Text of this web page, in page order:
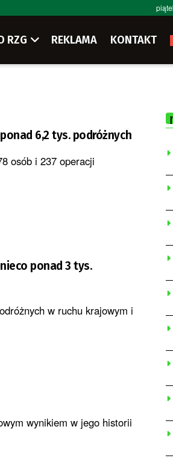
RZG REKLAMA KONTAKT
6,2 tys. podróżnych
osób i 237 operacji
ponad 3 tys.
w ruchu krajowym i
wynikiem w jego historii